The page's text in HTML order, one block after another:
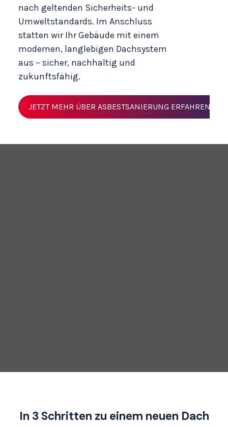
nach geltenden Sicherheits- und
Umweltstandards. Im Anschluss
statten wir Ihr Gebäude mit einem
modernen, langlebigen Dachsystem
aus – sicher, nachhaltig und
zukunftsfähig.
JETZT MEHR ÜBER ASBESTSANIERUNG ERFAHREN
In 3 Schritten zu einem neuen Dach